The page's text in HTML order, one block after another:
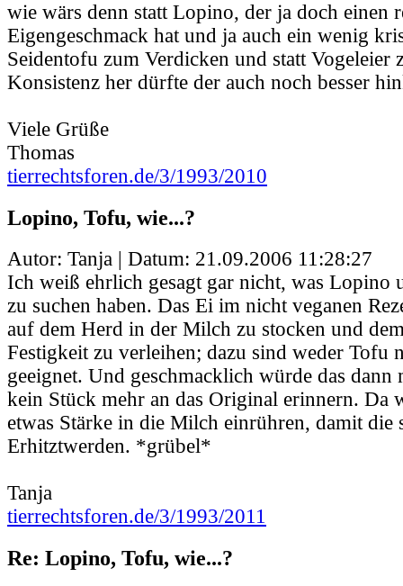
wie wärs denn statt Lopino, der ja doch einen
Eigengeschmack hat und ja auch ein wenig
Seidentofu zum Verdicken und statt Vogeleier
Konsistenz her dürfte der auch noch besser
Viele Grüße
Thomas
tierrechtsforen.de/3/1993/2010
Lopino, Tofu, wie...?
Autor: Tanja | Datum: 21.09.2006 11:28:27
Ich weiß ehrlich gesagt gar nicht, was Lopino
zu suchen haben. Das Ei im nicht veganen
auf dem Herd in der Milch zu stocken und
Festigkeit zu verleihen; dazu sind weder Tofu
geeignet. Und geschmacklich würde das dann
kein Stück mehr an das Original erinnern. Da
etwas Stärke in die Milch einrühren, damit die
Erhitztwerden. *grübel*
Tanja
tierrechtsforen.de/3/1993/2011
Re: Lopino, Tofu, wie...?